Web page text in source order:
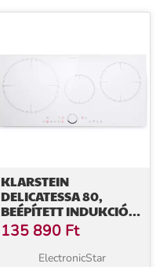
Indukció
KLARSTEIN
DELICATESSA 80,
BEÉPÍTETT INDUKCIÓS
FŐZŐLAP, 3 ZÓNA,
6000 W, PAELLA ZÓNA,
ÜVEGKERÁMIA
135 890 Ft
ElectronicStar